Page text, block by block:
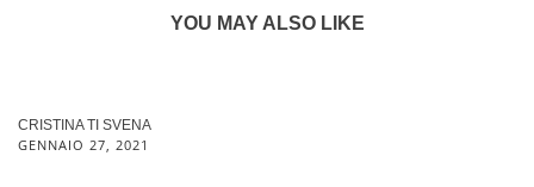
YOU MAY ALSO LIKE
CRISTINA TI SVENA
GENNAIO 27, 2021